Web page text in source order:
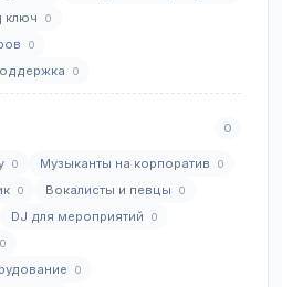
ключ 0
0
0
0
0 Музыканты на корпоратив 0
0 Вокалисты и певцы 0
DJ для мероприятий 0
0
0